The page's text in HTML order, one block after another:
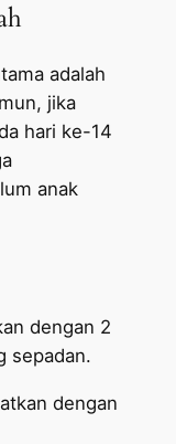
adalah
jika
hari ke-14
anak
dengan 2
sepadan.
dengan